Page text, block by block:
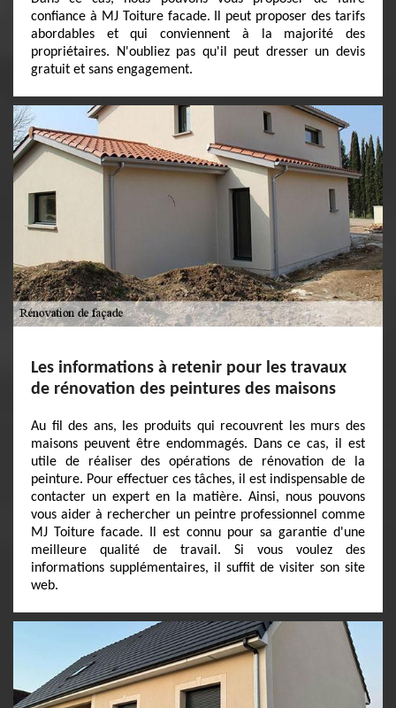
confiance à MJ Toiture facade. Il peut proposer des tarifs
abordables et qui conviennent à la majorité des
propriétaires. N'oubliez pas qu'il peut dresser un devis
gratuit et sans engagement.
Les informations à retenir pour les travaux
de rénovation des peintures des maisons
Au fil des ans, les produits qui recouvrent les murs des
maisons peuvent être endommagés. Dans ce cas, il est
utile de réaliser des opérations de rénovation de la
peinture. Pour effectuer ces tâches, il est indispensable de
contacter un expert en la matière. Ainsi, nous pouvons
vous aider à rechercher un peintre professionnel comme
MJ Toiture facade. Il est connu pour sa garantie d'une
meilleure qualité de travail. Si vous voulez des
informations supplémentaires, il suffit de visiter son site
web.